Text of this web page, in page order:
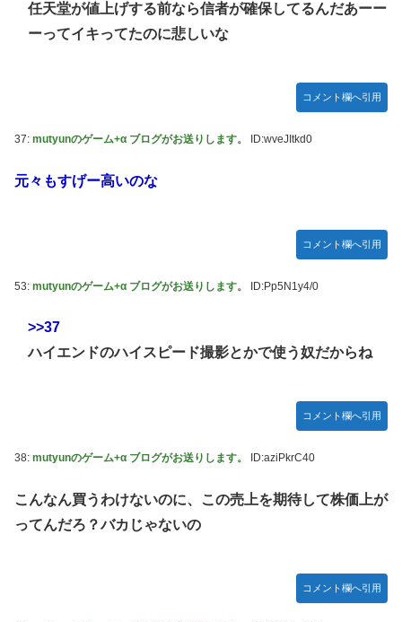
任天堂が値上げする前なら信者が確保してるんだあーー
ーってイキってたのに悲しいな
コメント欄へ引用
37: mutyunのゲーム+α ブログがお送りします。 ID:wveJItkd0
元々もすげー高いのな
コメント欄へ引用
53: mutyunのゲーム+α ブログがお送りします。 ID:Pp5N1y4/0
>>37
ハイエンドのハイスピード撮影とかで使う奴だからね
コメント欄へ引用
38: mutyunのゲーム+α ブログがお送りします。 ID:aziPkrC40
こんなん買うわけないのに、この売上を期待して株価上が
ってんだろ？バカじゃないの
コメント欄へ引用